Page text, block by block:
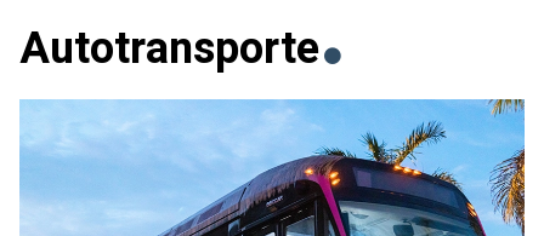
Autotransporte